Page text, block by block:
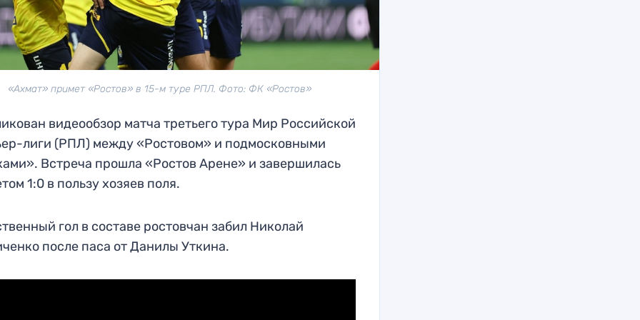
«Ахмат» примет «Ростов» в 15-м туре РПЛ. Фото: ФК «Ростов»
видеообзор матча третьего тура Мир Российской
лиги (РПЛ) между «Ростовом» и подмосковными
Встреча прошла «Ростов Арене» и завершилась
1:0 в пользу хозяев поля.
гол в составе ростовчан забил Николай
после паса от Данилы Уткина.